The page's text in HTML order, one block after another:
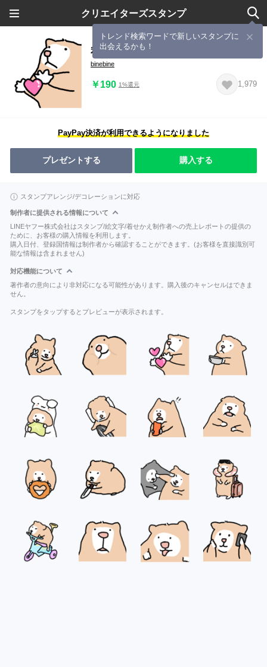
クリエイターズスタンプ
トレンド検索ワードで新しいスタンプに
出会えるかも！
私はかわいいハムスター
binebine
￥190 1%還元 1,979
PayPay決済が利用できるようになりました
プレゼントする 購入する
スタンプアレンジ/デコレーションに対応
制作者に提供される情報について
LINEヤフー株式会社はスタンプ/絵文字/着せかえ制作者への売上レポートの提供の
ために、お客様の購入情報を利用します。
購入日付、登録国情報は制作者から確認することができます。(お客様を直接識別可
能な情報は含まれません)
対応機能について
著作者の意向により非対応になる可能性があります。購入後のキャンセルはできま
せん。
スタンプをタップするとプレビューが表示されます。